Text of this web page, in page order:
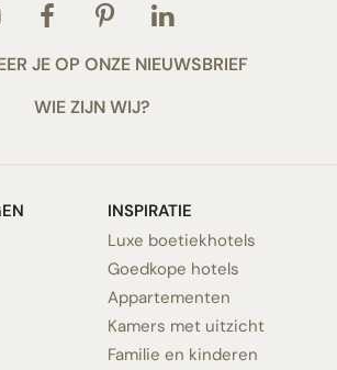
JE OP ONZE NIEUWSBRIEF
WIE ZIJN WIJ?
INSPIRATIE
Luxe boetiekhotels
Goedkope hotels
Appartementen
Kamers met uitzicht
Familie en kinderen